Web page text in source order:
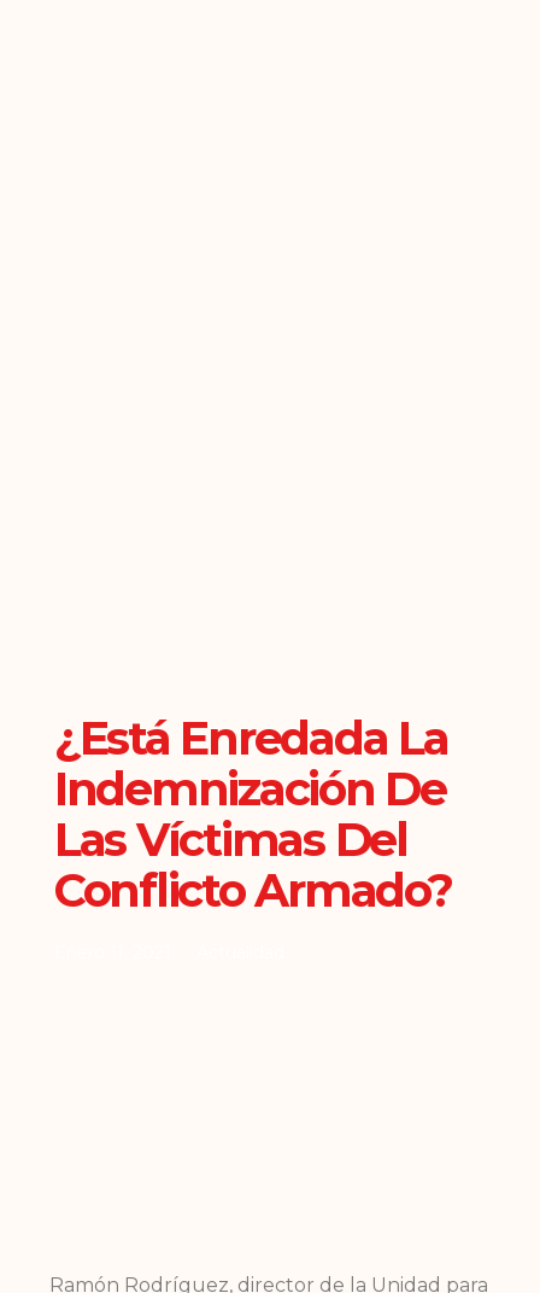
¿Está Enredada La
Indemnización De
Las Víctimas Del
Conflicto Armado?
Ramón Rodríguez, director de la Unidad para